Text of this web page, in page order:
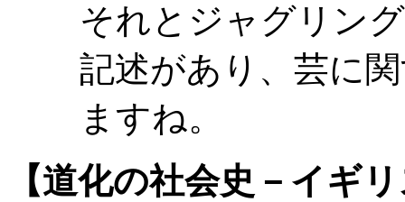
それとジャグリン
記述があり、芸に
ますね。
【道化の社会史－イギ